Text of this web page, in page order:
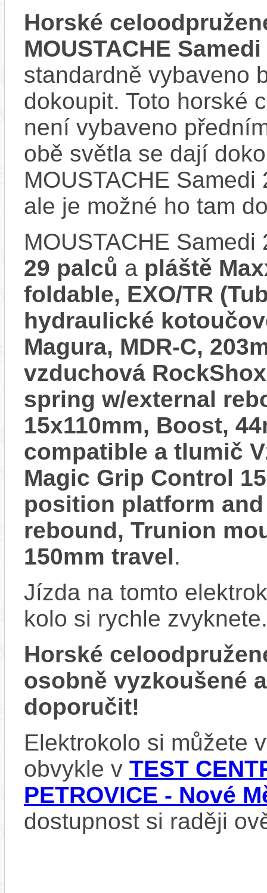
Horské
MOUSTACHE
standardně vybaveno
dokoupit. Toto horské
není vybaveno
obě světla se dají
MOUSTACHE
ale je možné ho tam
MOUSTACHE
29 palců a pláště
foldable, EXO/TR
hydraulické
Magura, MDR-C,
vzduchová
spring w/external
15x110mm, Boost,
compatible a tlumič
Magic Grip Control
position platform
rebound, Trunion
150mm travel.
Jízda na tomto
kolo si rychle zvyknete.
Horské
osobně vyzkoušené
doporučit!
Elektrokolo si můžete
obvykle v TEST
PETROVICE - Nové
dostupnost si raději